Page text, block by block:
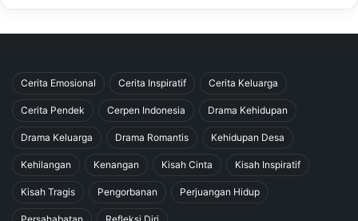
Cerita Emosional Cerita Inspiratif Cerita Keluarga
Cerita Pendek Cerpen Indonesia Drama Kehidupan
Drama Keluarga Drama Romantis Kehidupan Desa
Kehilangan Kenangan Kisah Cinta Kisah Inspiratif
Kisah Tragis Pengorbanan Perjuangan Hidup